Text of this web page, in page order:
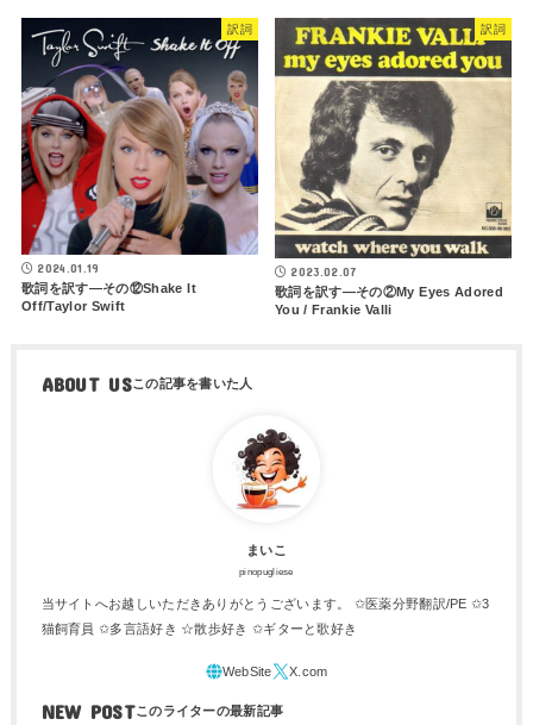
訳詞
2024.01.19
歌詞を訳す―その⑫Shake It
Off/Taylor Swift
訳詞
2023.02.07
歌詞を訳す―その②My Eyes Adored
You / Frankie Valli
ABOUT US
まいこ
pinopugliese
当サイトへお越しいただきありがとうございます。 ✩医薬分野翻訳/PE ✩3
猫飼育員 ✩多言語好き ☆散歩好き ✩ギターと歌好き
NEW POST